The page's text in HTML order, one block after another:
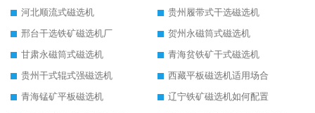
河北顺流式磁选机
贵州履带式干选磁选机
邢台干选铁矿磁选机厂
贺州永磁筒式磁选机
甘肃永磁筒式磁选机
青海贫铁矿干式磁选机
贵州干式辊式强磁选机
西藏平板磁选机适用场合
青海锰矿平板磁选机
辽宁铁矿磁选机如何配置